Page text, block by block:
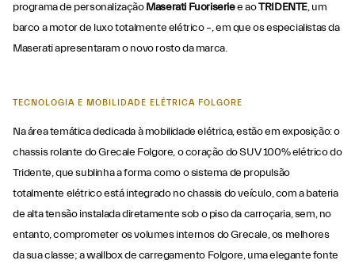
programa de personalizaçãoMaserati Fuoriseriee aoTRIDENTE, um
barco a motor de luxo totalmente elétrico –, em que os especialistas da
Maserati apresentaram o novo rosto da marca.
TECNOLOGIA E MOBILIDADE ELÉTRICA FOLGORE
Na área temática dedicada à mobilidade elétrica, estão em exposição: o
chassis rolante do Grecale Folgore, o coração do SUV 100% elétrico do
Tridente, que sublinha a forma como o sistema de propulsão
totalmente elétrico está integrado no chassis do veículo, com a bateria
de alta tensão instalada diretamente sob o piso da carroçaria, sem, no
entanto, comprometer os volumes internos do Grecale, os melhores
da sua classe; a wallbox de carregamento Folgore, uma elegante fonte